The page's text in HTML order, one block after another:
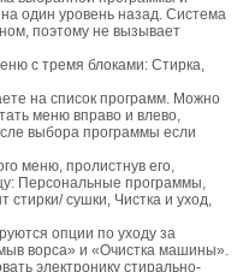
один уровень назад. Система
поэтому не вызывает
с тремя блоками: Стирка,
на список программ. Можно
меню вправо и влево,
выбора программы если
меню, пролистнув его,
Персональные программы,
сушки, Чистка и уход,
опции по уходу за
ворса» и «Очистка машины».
электронику стирально-